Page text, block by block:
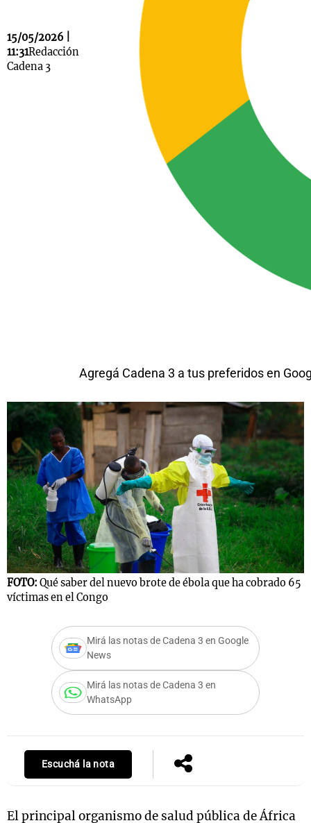
15/05/2026 |
11:31Redacción
Cadena 3
Agregá Cadena 3 a tus preferidos en
FOTO: Qué saber del nuevo brote de ébola que ha cobrado 65
víctimas en el Congo
Mirá las notas de Cadena 3 en Google
News
Mirá las notas de Cadena 3 en
WhatsApp
Escuchá la nota
El principal organismo de salud pública de África